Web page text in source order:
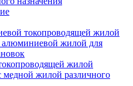
токопроводящей жилой
алюминиевой жилой для
жилой
жилой различного